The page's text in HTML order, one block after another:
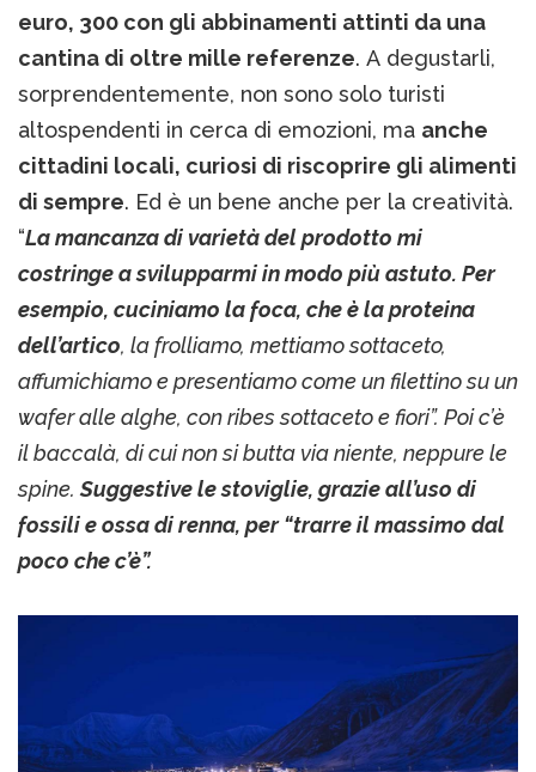
euro, 300 con gli abbinamenti attinti da una
cantina di oltre mille referenze. A degustarli,
sorprendentemente, non sono solo turisti
altospendenti in cerca di emozioni, ma anche
cittadini locali, curiosi di riscoprire gli alimenti
di sempre. Ed è un bene anche per la creatività.
“La mancanza di varietà del prodotto mi
costringe a svilupparmi in modo più astuto. Per
esempio, cuciniamo la foca, che è la proteina
dell’artico, la frolliamo, mettiamo sottaceto,
affumichiamo e presentiamo come un filettino su un
wafer alle alghe, con ribes sottaceto e fiori”. Poi c’è
il baccalà, di cui non si butta via niente, neppure le
spine.Suggestive le stoviglie, grazie all’uso di
fossili e ossa di renna, per “trarre il massimo dal
poco che c’è”.